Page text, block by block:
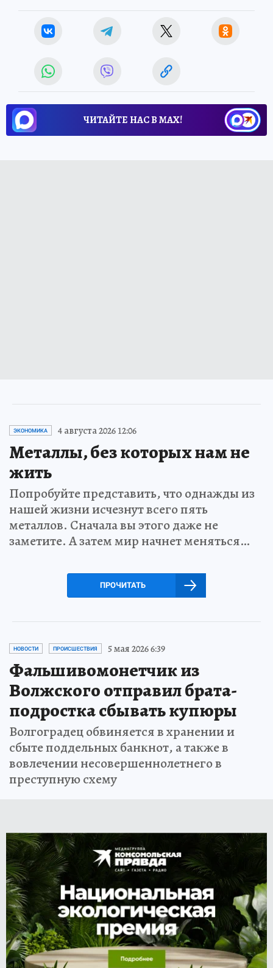
ЧИТАЙТЕ НАС В МАХ!
ЭКОНОМИКА 4 августа 2026 12:06
Металлы, без которых нам не
жить
Попробуйте представить, что однажды из
нашей жизни исчезнут всего пять
металлов. Сначала вы этого даже не
заметите. А затем мир начнет меняться…
ПРОЧИТАТЬ
НОВОСТИ ПРОИСШЕСТВИЯ 5 мая 2026 6:39
Фальшивомонетчик из
Волжского отправил брата-
подростка сбывать купюры
Волгоградец обвиняется в хранении и
сбыте поддельных банкнот, а также в
вовлечении несовершеннолетнего в
преступную схему